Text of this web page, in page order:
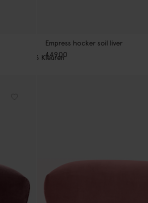
Empress hocker soil liver
449.00
3 Kleuren